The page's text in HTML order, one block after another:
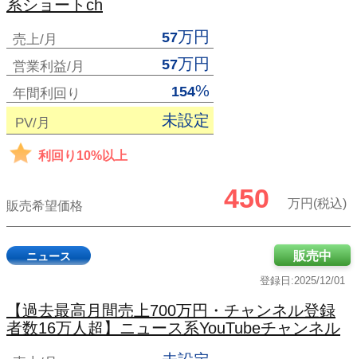
系ショートch
売上/月 57万円
営業利益/月 57万円
年間利回り 154%
PV/月 未設定
利回り10%以上
販売希望価格 450 万円(税込)
ニュース
登録日:2025/12/01
販売中
【過去最高月間売上700万円・チャンネル登録
者数16万人超】ニュース系YouTubeチャンネル